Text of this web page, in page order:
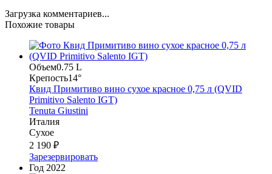
Загрузка комментариев...
Похожие товары
Объем0.75 L
Крепость14°
Квид Примитиво вино сухое красное 0,75 л (QVID
Primitivo Salento IGT)
Tenuta Giustini
Италия
Сухое
2 190 ₽
Зарезервировать
Год 2022